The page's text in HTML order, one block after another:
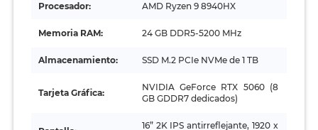
Procesador: AMD Ryzen 9 8940HX
Memoria RAM: 24 GB DDR5‑5200 MHz
Almacenamiento: SSD M.2 PCIe NVMe de 1 TB
Tarjeta Gráfica:
NVIDIA GeForce RTX 5060 (8
GB GDDR7 dedicados)
16” 2K IPS antirreflejante, 1920 x